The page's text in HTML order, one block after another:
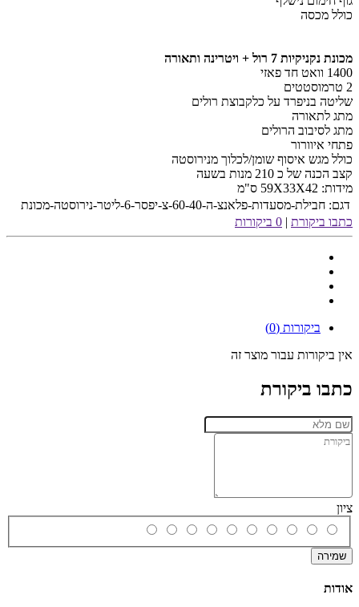
כולל מכסה
מכונת נקניקיות 7 רול + ויטרינה ותאורה
1400 וואט חד פאזי
2 טרמוסטטים
שליטה בניפרד על כלקבוצת רולים
מתג לתאורה
מתג לסיבוב הרולים
פתחי איוורור
כולל מגש איסוף שומן/לכלוך מנירוסטה
קצב הכנה של כ 210 מנות בשעה
מידות: 59X33X42 ס"מ
דגם: חבילת-מסעדות-פלאנצ-ה-60-40-צ-יפסר-6-ליטר-נירוסטה-מכונת
כתבו ביקורת | 0 ביקורות
ביקורות (0)
אין ביקורות עבור מוצר זה
כתבו ביקורת
ציון
שמירה
אודות